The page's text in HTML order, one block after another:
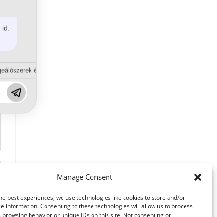
Manage Consent
best experiences, we use technologies like cookies to store and/or
information. Consenting to these technologies will allow us to process
browsing behavior or unique IDs on this site. Not consenting or
id.
és diszpergálószerek terén?